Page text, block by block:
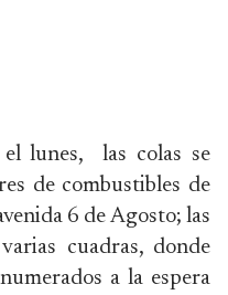
lunes, las colas se
de combustibles de
6 de Agosto; las
cuadras, donde
a la espera